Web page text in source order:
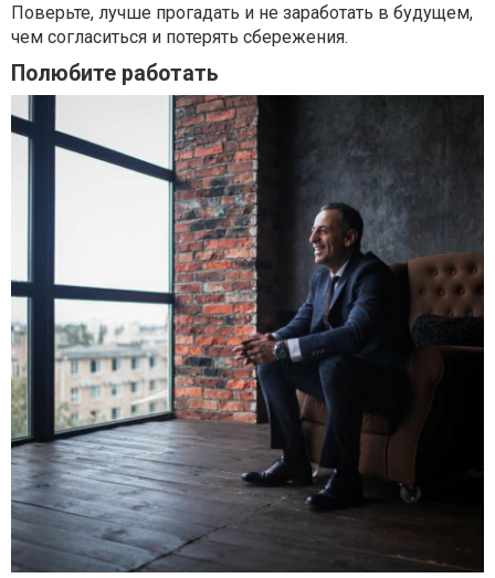
Поверьте, лучше прогадать и не заработать в будущем,
чем согласиться и потерять сбережения.
Полюбите работать